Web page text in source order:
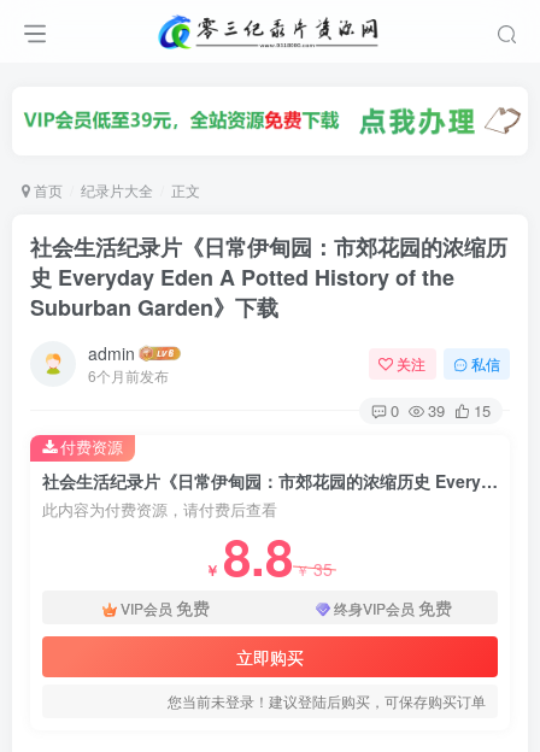
首页 纪录片大全 正文
社会生活纪录片《日常伊甸园：市郊花园的浓缩历
史 Everyday Eden A Potted History of the
Suburban Garden》下载
admin
6个月前发布
关注 私信
0 39 15
社会生活纪录片《日常伊甸园：市郊花园的浓缩历史 Everyday Eden A Potted History of the Suburban Garden》下载
此内容为付费资源，请付费后查看
￥ 8.8￥35
VIP会员 免费 终身VIP会员 免费
立即购买
您当前未登录！建议登陆后购买，可保存购买订单
付费资源